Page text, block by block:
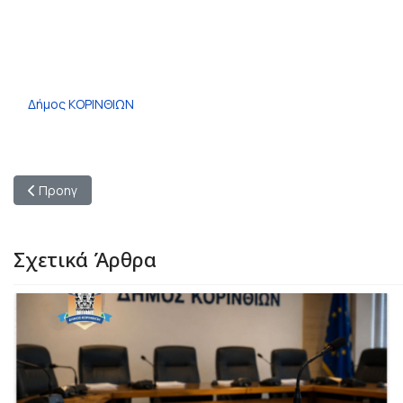
Δήμος ΚΟΡΙΝΘΙΩΝ
Προηγούμενο άρθρο: Κατερίνα Μπασιώτη : "Αλλαγές στο
Προηγ
Σχετικά Άρθρα